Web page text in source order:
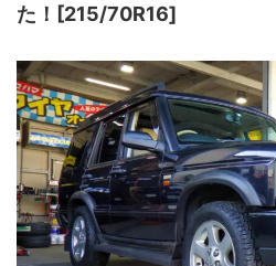
た！[215/70R16]